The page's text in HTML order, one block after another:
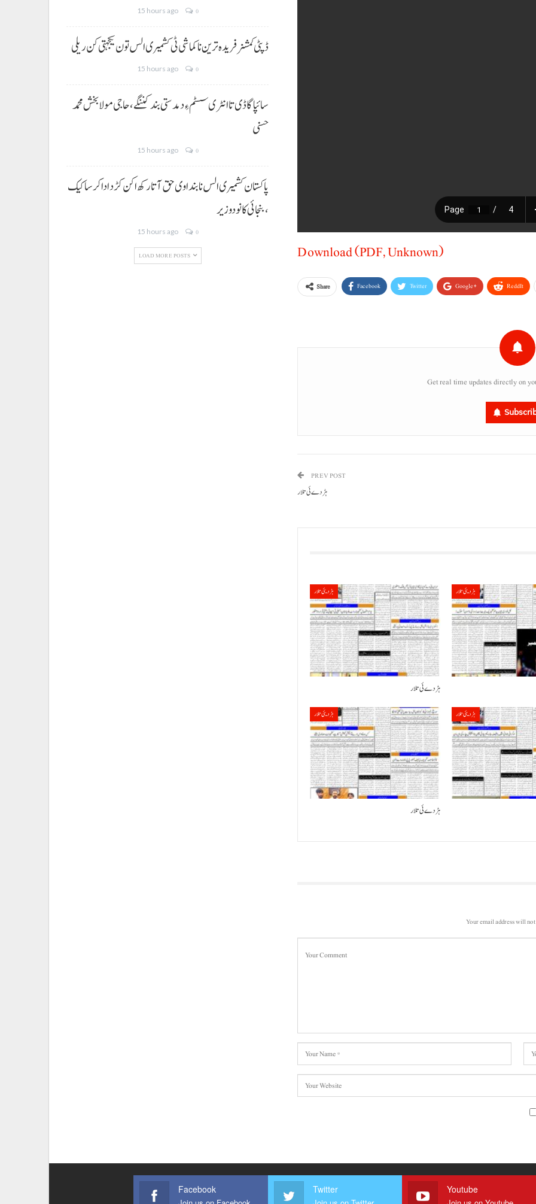
Download (PDF, Unknown)
Share Facebook Twitter Google+ ReddIt
Get real time updates directly on
PREV POST
ہڑدے ئی تلار
ہڑدیئی تلار
ہڑدے ئی تلار
ہڑدیئی تلار
ہڑدیئی تلار
ہڑدے ئی تلار
ہڑدیئی تلار
Your email address will
15 hours ago 0
ڈپٹی کمشنر فریدہ ترین نا کماشی ٹی کشمیری الس تون یکجہتی کن ریلی
15 hours ago 0
سائپا گاڈی تا انٹری سسٹم ءِ دمدستی بند کننگے، حاجی مولا بخش محمد
حسنی
15 hours ago 0
پاکستان کشمیری الس نا بنداوی حق آتا رکھ اکن کڑد ادا کرسا کیک
،بنجائی کانودوزیر
15 hours ago 0
LOAD MORE POSTS
Facebook Twitter Youtube